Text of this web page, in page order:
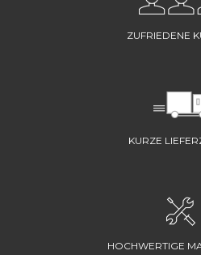
ZUFRIEDENE
KURZE
HOCHWERTIGE